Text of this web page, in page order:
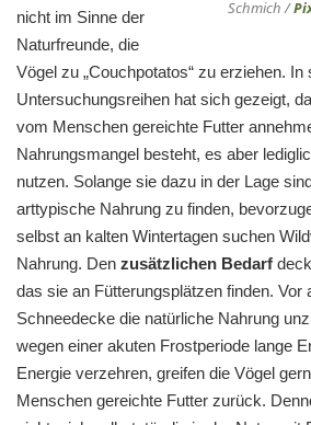
Schmich /
nicht im Sinne der
Naturfreunde, die
Vögel zu „Couchpotatos“ zu erziehen. In
Untersuchungsreihen hat sich gezeigt,
vom Menschen gereichte Futter
Nahrungsmangel besteht, es aber
nutzen. Solange sie dazu in der Lage
arttypische Nahrung zu finden,
selbst an kalten Wintertagen suchen
Nahrung. Den zusätzlichen Bedarf
das sie an Fütterungsplätzen finden. Vor
Schneedecke die natürliche Nahrung
wegen einer akuten Frostperiode lange
Energie verzehren, greifen die Vögel
Menschen gereichte Futter zurück.